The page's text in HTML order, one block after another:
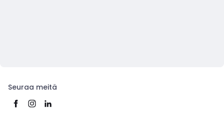
Seuraa meitä